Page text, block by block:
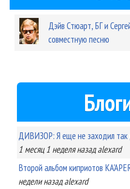
Дэйв Стюарт, БГ и
совместную песню
ДИВИЗОР: Я еще не заходил так
1 месяц 1 неделяназад alexard
Второй альбом киприотов
неделиназад alexard